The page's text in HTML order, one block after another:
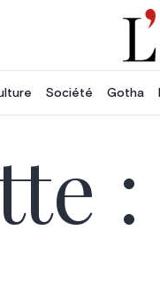
Société Gotha
: